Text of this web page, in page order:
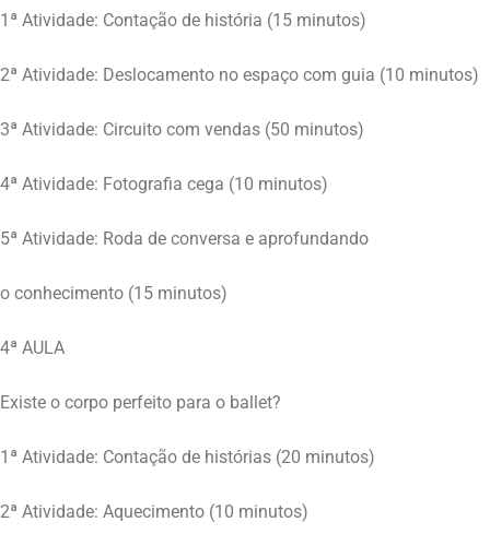
1ª Atividade: Contação de história (15 minutos)
2ª Atividade: Deslocamento no espaço com guia (10 minutos)
3ª Atividade: Circuito com vendas (50 minutos)
4ª Atividade: Fotografia cega (10 minutos)
5ª Atividade: Roda de conversa e aprofundando
o conhecimento (15 minutos)
4ª AULA
Existe o corpo perfeito para o ballet?
1ª Atividade: Contação de histórias (20 minutos)
2ª Atividade: Aquecimento (10 minutos)